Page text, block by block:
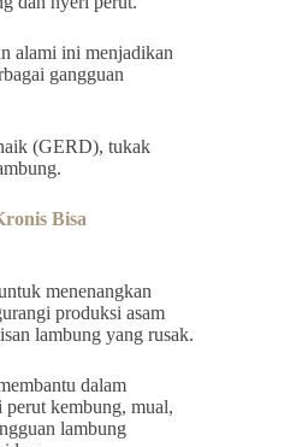
alami ini menjadikan
gangguan
(GERD), tukak
Bisa
menenangkan
produksi asam
lambung yang rusak.
dalam
perut kembung, mual,
lambung